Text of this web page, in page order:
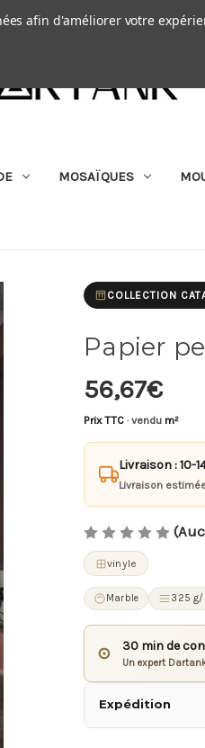
|
MOSAÏQUES
COLLECTION
Papier
56,67€
Prix TTC · vendu m²
Livraison : 10-
Livraison
vinyle
Marble 325 g/
⊙ 30 min de
Un expert
Expédition
afin d'améliorer votre